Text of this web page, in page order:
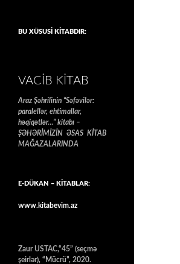
BU XÜSUSİ KİTABDIR:
VACIB KITAB
Araz Şəhrilinin “Səfəvilər:
paralellər, ehtimallar,
həqiqətlər…” kitabı –
ŞƏHƏRİMİZİN ƏSAS KİTAB
MAĞAZALARINDA
E-DÜKAN – KİTABLAR:
www.kitabevim.az
Zaur USTAC,“45” (seçmə
şeirlər), “Mücrü”, 2020.